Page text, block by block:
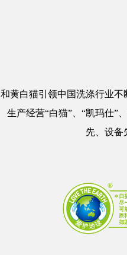
和黄白猫引领中国洗涤行业
生产经营“白猫”、“凯玛仕”
先、设备